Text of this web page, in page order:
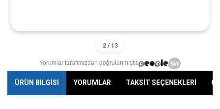
Yorumlar tarafımızdan doğrulanmıştır.
ÜRÜN BİLGİSİ YORUMLAR TAKSİT SEÇENEKLERİ